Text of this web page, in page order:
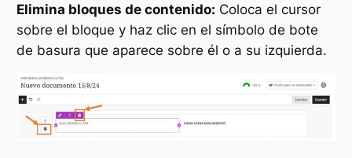
Elimina bloques de contenido: Coloca el cursor
sobre el bloque y haz clic en el símbolo de bote
de basura que aparece sobre él o a su izquierda.